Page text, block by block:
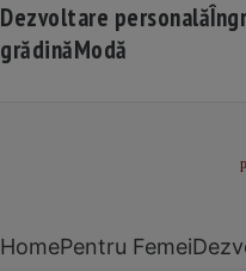
Dezvoltare personală
grădinăModă
HomePentru Femei